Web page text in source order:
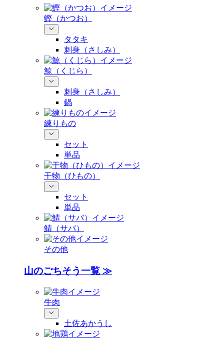
鰹（かつお）
タタキ
刺身（さしみ）
鯨（くじら）
刺身（さしみ）
鍋
練りもの
セット
単品
干物（ひもの）
セット
単品
鯖（サバ）
その他
山のごちそう一覧 ≫
牛肉
土佐あかうし